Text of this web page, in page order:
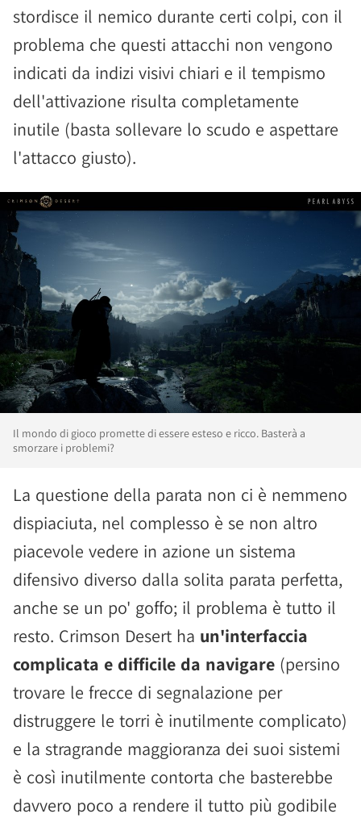
stordisce il nemico durante certi colpi, con il
problema che questi attacchi non vengono
indicati da indizi visivi chiari e il tempismo
dell'attivazione risulta completamente
inutile (basta sollevare lo scudo e aspettare
l'attacco giusto).
Il mondo di gioco promette di essere esteso e ricco. Basterà a
smorzare i problemi?
La questione della parata non ci è nemmeno
dispiaciuta, nel complesso è se non altro
piacevole vedere in azione un sistema
difensivo diverso dalla solita parata perfetta,
anche se un po' goffo; il problema è tutto il
resto. Crimson Desert ha un'interfaccia
complicata e difficile da navigare (persino
trovare le frecce di segnalazione per
distruggere le torri è inutilmente complicato)
e la stragrande maggioranza dei suoi sistemi
è così inutilmente contorta che basterebbe
davvero poco a rendere il tutto più godibile